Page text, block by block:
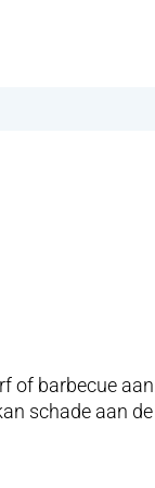
of barbecue
schade aan